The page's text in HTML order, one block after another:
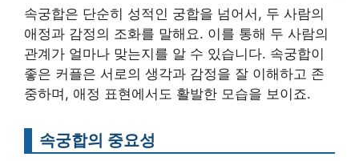
속궁합은 단순히 성적인 궁합을 넘어서, 두 사람의
애정과 감정의 조화를 말해요. 이를 통해 두 사람의
관계가 얼마나 맞는지를 알 수 있습니다. 속궁합이
좋은 커플은 서로의 생각과 감정을 잘 이해하고 존
중하며, 애정 표현에서도 활발한 모습을 보이죠.
속궁합의 중요성